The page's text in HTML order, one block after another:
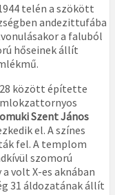
telén a szökött
andezittufába
a faluból
hőseinek állít
között építette
Szent János
el. A színes
fel. A templom
szomorú
a volt X-es aknában
31 áldozatának állít